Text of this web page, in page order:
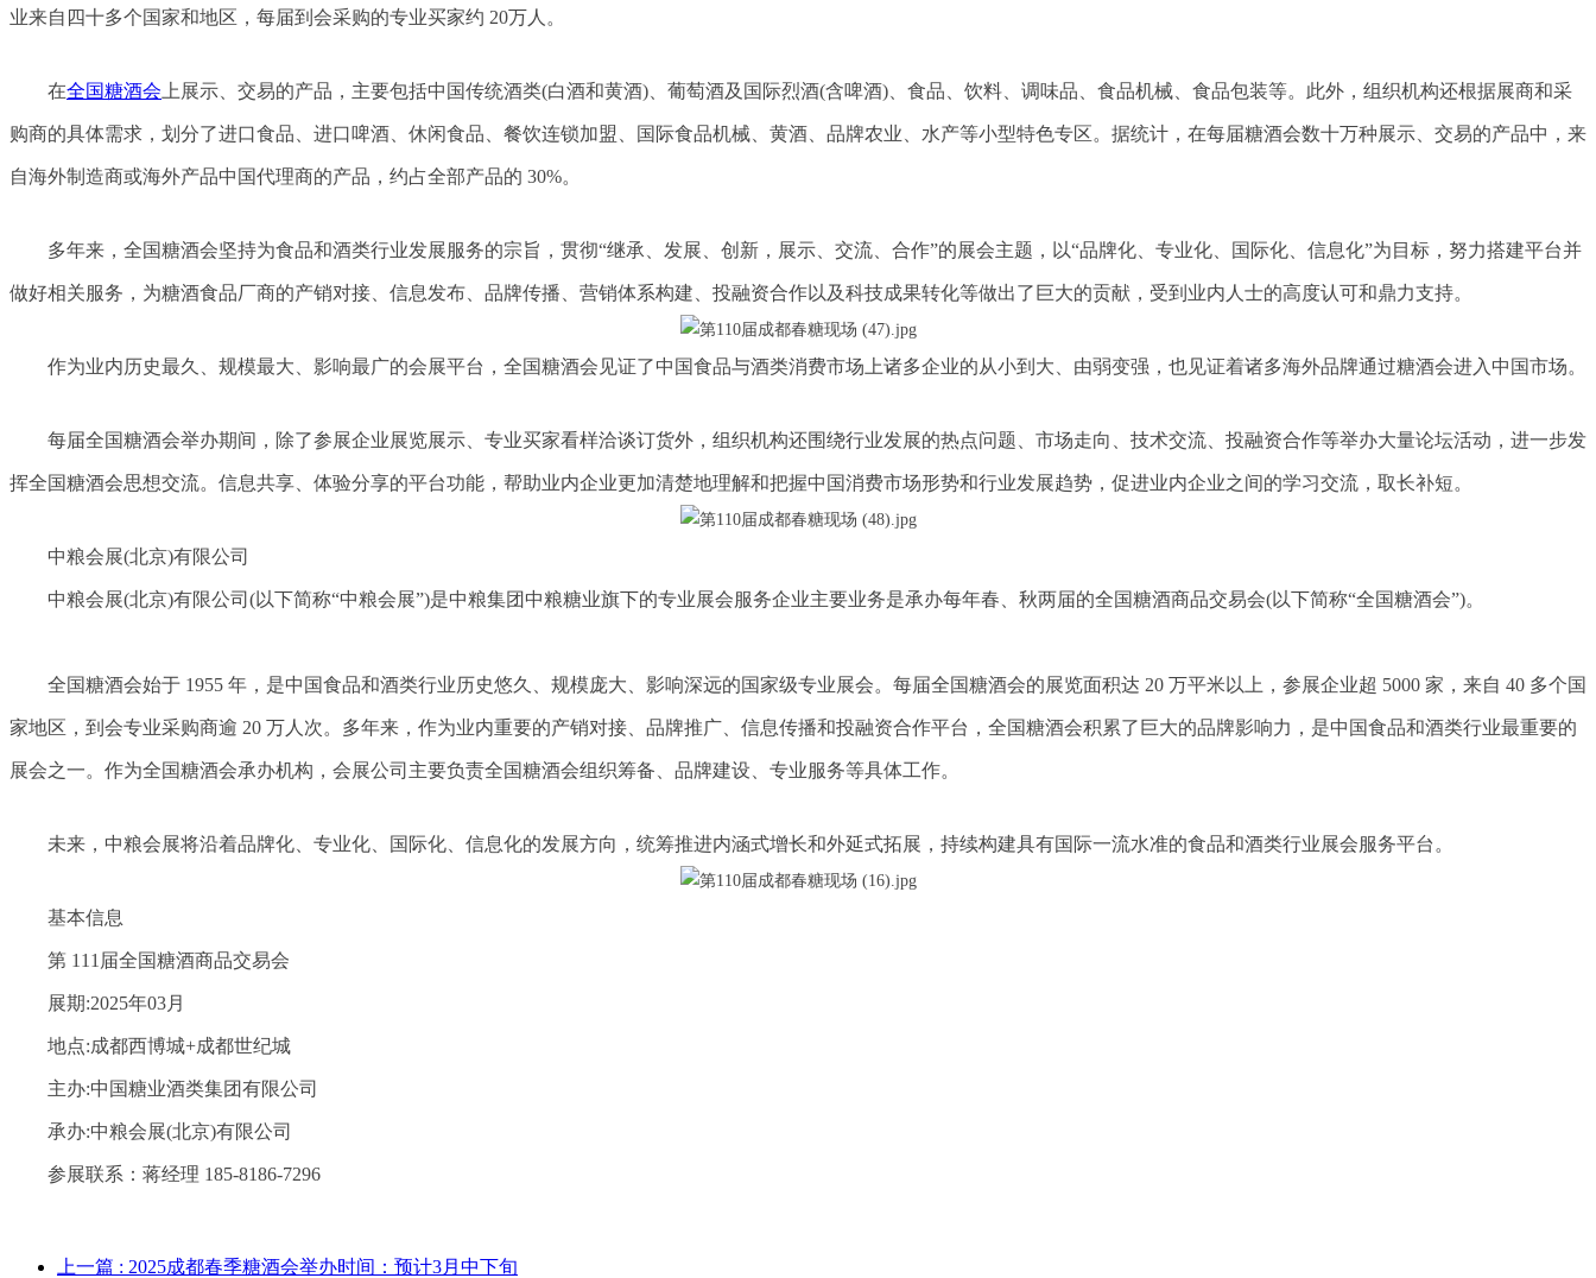
业来自四十多个国家和地区，每届到会采购的专业买家约 20万人。
在全国糖酒会 上展示、交易的产品，主要包括中国传统酒类(白酒和黄酒)、葡萄酒及国际烈酒(含啤酒)、食品、饮料、调味品、食品机械、食品包装等。此外，组织机构还根据展商和采
购商的具体需求，划分了进口食品、进口啤酒、休闲食品、餐饮连锁加盟、国际食品机械、黄酒、品牌农业、水产等小型特色专区。据统计，在每届糖酒会数十万种展示、交易的产品中，来
自海外制造商或海外产品中国代理商的产品，约占全部产品的 30%。
多年来，全国糖酒会坚持为食品和酒类行业发展服务的宗旨，贯彻“继承、发展、创新，展示、交流、合作”的展会主题，以“品牌化、专业化、国际化、信息化”为目标，努力搭建平台并
做好相关服务，为糖酒食品厂商的产销对接、信息发布、品牌传播、营销体系构建、投融资合作以及科技成果转化等做出了巨大的贡献，受到业内人士的高度认可和鼎力支持。
作为业内历史最久、规模最大、影响最广的会展平台，全国糖酒会见证了中国食品与酒类消费市场上诸多企业的从小到大、由弱变强，也见证着诸多海外品牌通过糖酒会进入中国市场。
每届全国糖酒会举办期间，除了参展企业展览展示、专业买家看样洽谈订货外，组织机构还围绕行业发展的热点问题、市场走向、技术交流、投融资合作等举办大量论坛活动，进一步发
挥全国糖酒会思想交流。信息共享、体验分享的平台功能，帮助业内企业更加清楚地理解和把握中国消费市场形势和行业发展趋势，促进业内企业之间的学习交流，取长补短。
中粮会展(北京)有限公司
中粮会展(北京)有限公司(以下简称“中粮会展”)是中粮集团中粮糖业旗下的专业展会服务企业主要业务是承办每年春、秋两届的全国糖酒商品交易会(以下简称“全国糖酒会”)。
全国糖酒会始于 1955 年，是中国食品和酒类行业历史悠久、规模庞大、影响深远的国家级专业展会。每届全国糖酒会的展览面积达 20 万平米以上，参展企业超 5000 家，来自 40 多个国
家地区，到会专业采购商逾 20 万人次。多年来，作为业内重要的产销对接、品牌推广、信息传播和投融资合作平台，全国糖酒会积累了巨大的品牌影响力，是中国食品和酒类行业最重要的
展会之一。作为全国糖酒会承办机构，会展公司主要负责全国糖酒会组织筹备、品牌建设、专业服务等具体工作。
未来，中粮会展将沿着品牌化、专业化、国际化、信息化的发展方向，统筹推进内涵式增长和外延式拓展，持续构建具有国际一流水准的食品和酒类行业展会服务平台。
基本信息
第 111届全国糖酒商品交易会
展期:2025年03月
地点:成都西博城+成都世纪城
主办:中国糖业酒类集团有限公司
承办:中粮会展(北京)有限公司
参展联系：蒋经理 185-8186-7296
上一篇 : 2025成都春季糖酒会举办时间：预计3月中下旬‌